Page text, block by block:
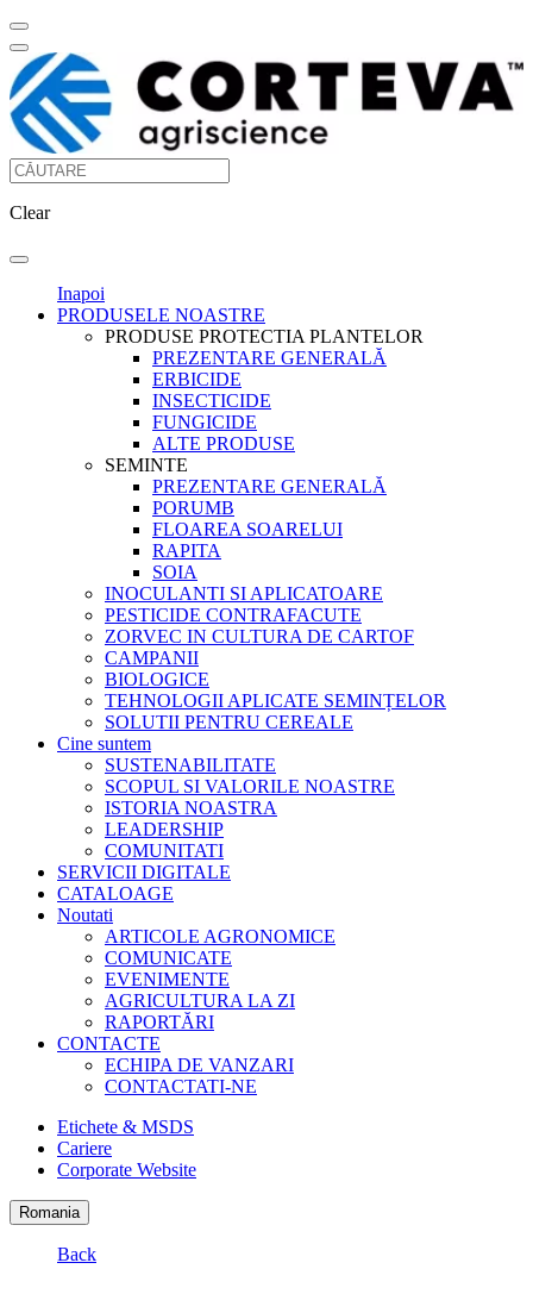
Clear
Inapoi
PRODUSELE NOASTRE
PRODUSE PROTECTIA PLANTELOR
PREZENTARE GENERALĂ
ERBICIDE
INSECTICIDE
FUNGICIDE
ALTE PRODUSE
SEMINTE
PREZENTARE GENERALĂ
PORUMB
FLOAREA SOARELUI
RAPITA
SOIA
INOCULANTI SI APLICATOARE
PESTICIDE CONTRAFACUTE
ZORVEC IN CULTURA DE CARTOF
CAMPANII
BIOLOGICE
TEHNOLOGII APLICATE SEMINȚELOR
SOLUTII PENTRU CEREALE
Cine suntem
SUSTENABILITATE
SCOPUL SI VALORILE NOASTRE
ISTORIA NOASTRA
LEADERSHIP
COMUNITATI
SERVICII DIGITALE
CATALOAGE
Noutati
ARTICOLE AGRONOMICE
COMUNICATE
EVENIMENTE
AGRICULTURA LA ZI
RAPORTĂRI
CONTACTE
ECHIPA DE VANZARI
CONTACTATI-NE
Etichete & MSDS
Cariere
Corporate Website
Romania
Back